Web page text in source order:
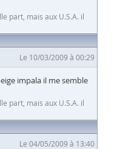
part, mais aux U.S.A. il
Le 10/03/2009 à 00:29
impala il me semble
part, mais aux U.S.A. il
Le 04/05/2009 à 13:40